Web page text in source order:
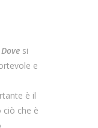
Dove si
e
è il
ciò che è